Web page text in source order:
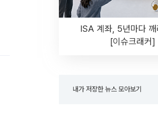
ISA 계좌, 5년마다
[이슈크래커]
내가 저장한 뉴스 모아보기